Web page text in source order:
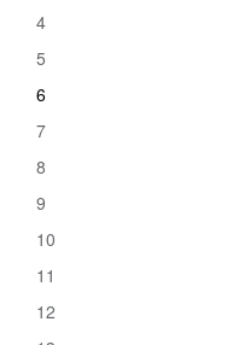
4
5
6
7
8
9
10
11
12